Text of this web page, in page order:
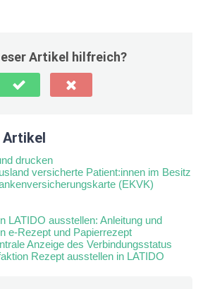
Artikel hilfreich?
Artikel
drucken
versicherte Patient:innen im Besitz
(EKVK)
LATIDO ausstellen: Anleitung und
e-Rezept und Papierrezept
Anzeige des Verbindungsstatus
Rezept ausstellen in LATIDO